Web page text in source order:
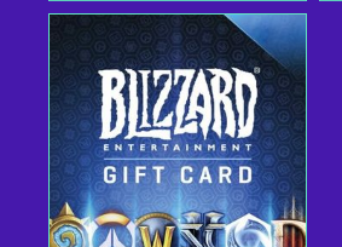
Přidat do košíku
Zobrazit nabídky